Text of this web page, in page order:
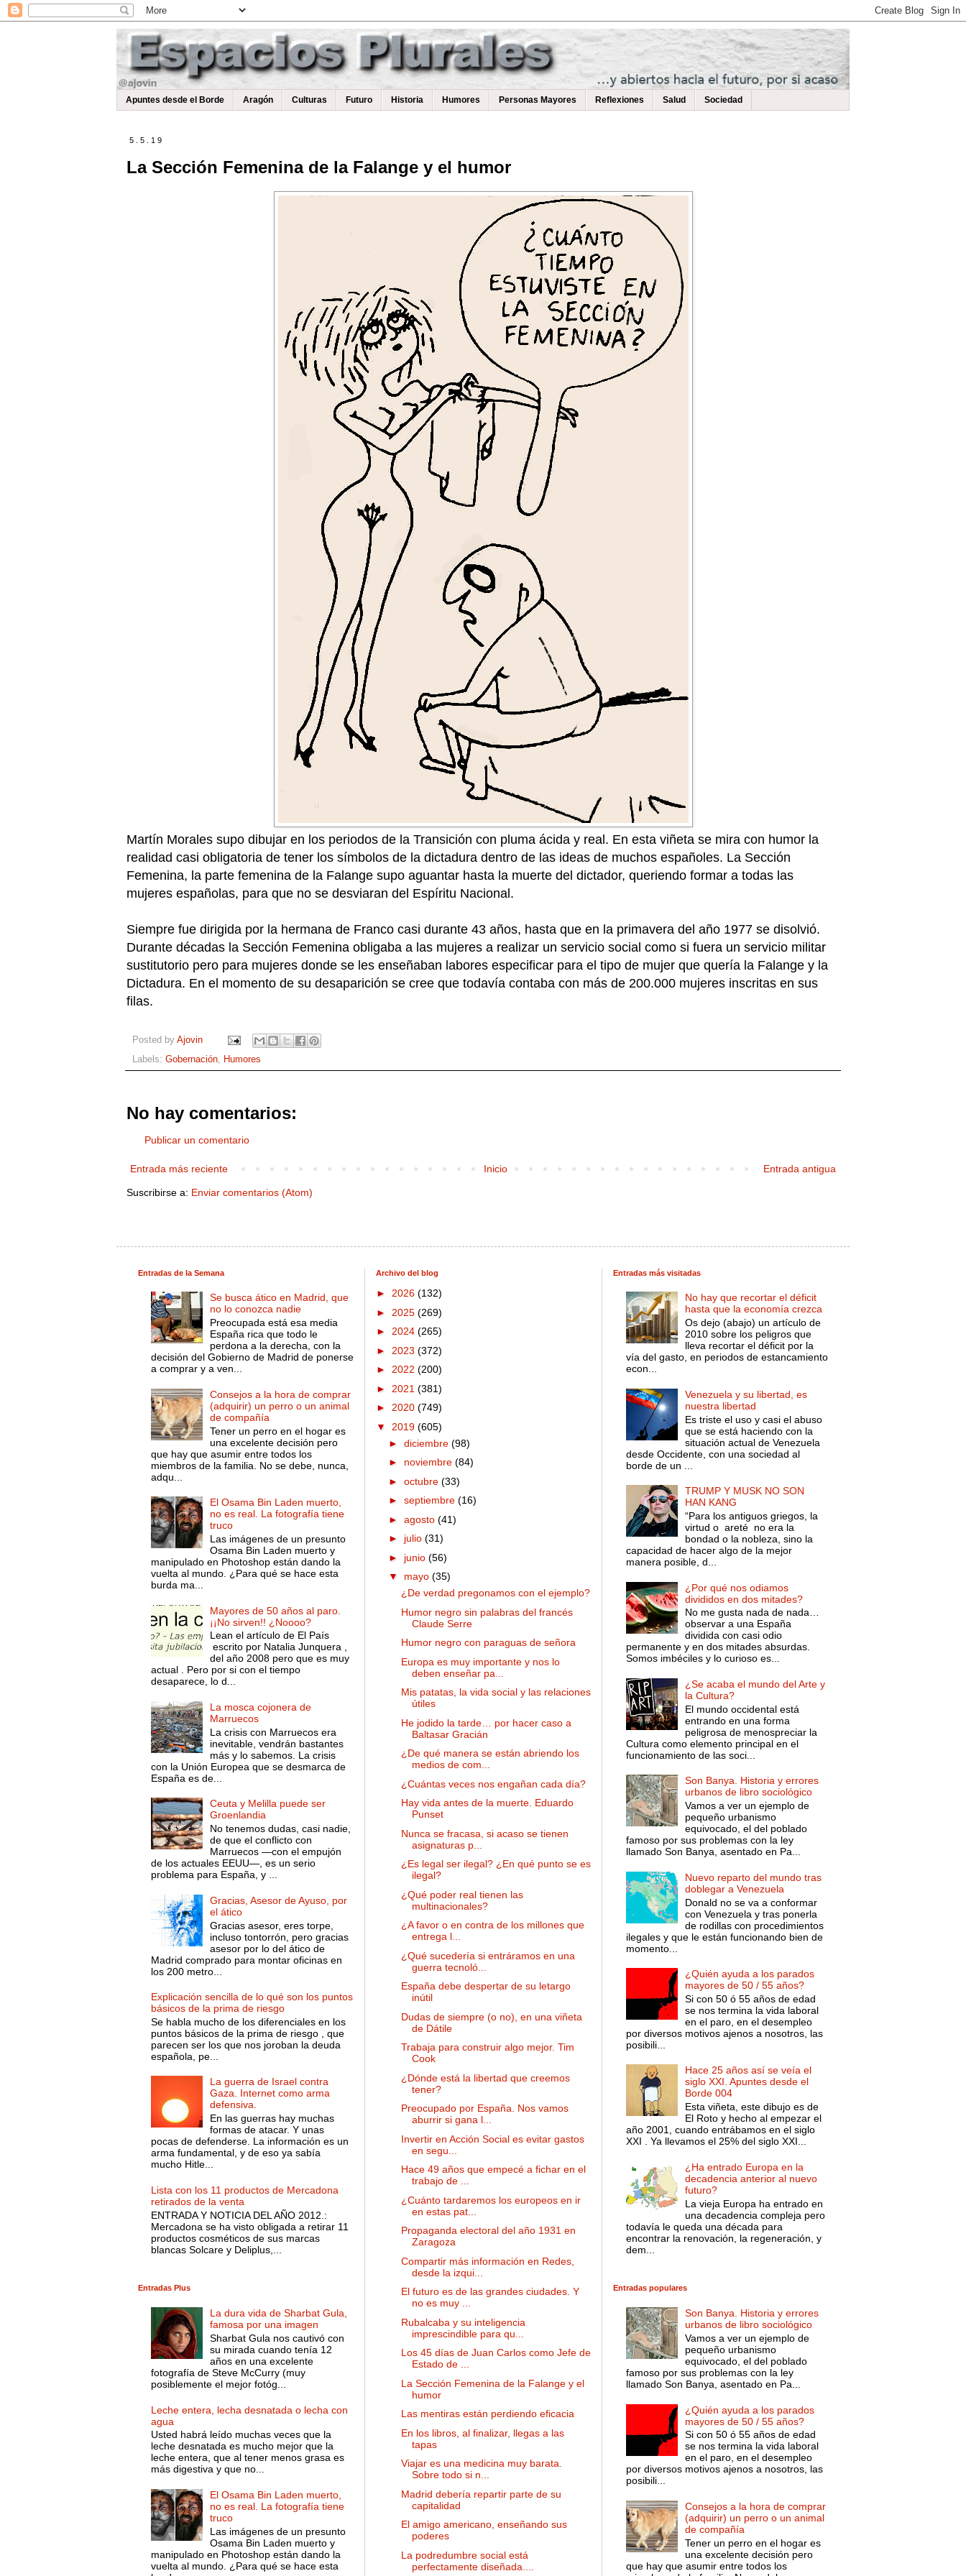
Apuntes desde el Borde Aragón Culturas Futuro Historia Humores Personas Mayores Reflexiones Salud Sociedad
5.5.19
La Sección Femenina de la Falange y el humor
Martín Morales supo dibujar en los periodos de la Transición con pluma ácida y real. En esta viñeta se mira con humor la
realidad casi obligatoria de tener los símbolos de la dictadura dentro de las ideas de muchos españoles. La Sección
Femenina, la parte femenina de la Falange supo aguantar hasta la muerte del dictador, queriendo formar a todas las
mujeres españolas, para que no se desviaran del Espíritu Nacional.
Siempre fue dirigida por la hermana de Franco casi durante 43 años, hasta que en la primavera del año 1977 se disolvió.
Durante décadas la Sección Femenina obligaba a las mujeres a realizar un servicio social como si fuera un servicio militar
sustitutorio pero para mujeres donde se les enseñaban labores especificar para el tipo de mujer que quería la Falange y la
Dictadura. En el momento de su desaparición se cree que todavía contaba con más de 200.000 mujeres inscritas en sus
filas.
Posted by Ajovin
Labels: Gobernación Humores
No hay comentarios:
Publicar un comentario
Entrada más reciente Entrada antigua
Inicio
Suscribirse a: Enviar comentarios (Atom)
Entradas de la Semana
Se busca ático en Madrid, que
no lo conozca nadie
Preocupada está esa media
España rica que todo le
perdona a la derecha, con la
decisión del Gobierno de Madrid de ponerse
a comprar y a ven...
Consejos a la hora de comprar
(adquirir) un perro o un animal
de compañía
Tener un perro en el hogar es
una excelente decisión pero
que hay que asumir entre todos los
miembros de la familia. No se debe, nunca,
adqu...
El Osama Bin Laden muerto,
no es real. La fotografía tiene
truco
Las imágenes de un presunto
Osama Bin Laden muerto y
manipulado en Photoshop están dando la
vuelta al mundo. ¿Para qué se hace esta
burda ma...
Mayores de 50 años al paro.
¡¡No sirven!! ¿Noooo?
Lean el artículo de El País
escrito por Natalia Junquera ,
del año 2008 pero que es muy
actual . Pero por si con el tiempo
desaparece, lo d...
La mosca cojonera de
Marruecos
La crisis con Marruecos era
inevitable, vendrán bastantes
más y lo sabemos. La crisis
con la Unión Europea que se desmarca de
España es de...
Ceuta y Melilla puede ser
Groenlandia
No tenemos dudas, casi nadie,
de que el conflicto con
Marruecos —con el empujón
de los actuales EEUU—, es un serio
problema para España, y ...
Gracias, Asesor de Ayuso, por
el ático
Gracias asesor, eres torpe,
incluso tontorrón, pero gracias
asesor por lo del ático de
Madrid comprado para montar oficinas en
los 200 metro...
Explicación sencilla de lo qué son los puntos
básicos de la prima de riesgo
Se habla mucho de los diferenciales en los
puntos básicos de la prima de riesgo , que
parecen ser los que nos joroban la deuda
española, pe...
La guerra de Israel contra
Gaza. Internet como arma
defensiva.
En las guerras hay muchas
formas de atacar. Y unas
pocas de defenderse. La información es un
arma fundamental, y de eso ya sabía
mucho Hitle...
Lista con los 11 productos de Mercadona
retirados de la venta
ENTRADA Y NOTICIA DEL AÑO 2012.:
Mercadona se ha visto obligada a retirar 11
productos cosméticos de sus marcas
blancas Solcare y Deliplus,...
Entradas Plus
La dura vida de Sharbat Gula,
famosa por una imagen
Sharbat Gula nos cautivó con
su mirada cuando tenía 12
años en una excelente
fotografía de Steve McCurry (muy
posiblemente el mejor fotóg...
Leche entera, lecha desnatada o lecha con
agua
Usted habrá leído muchas veces que la
leche desnatada es mucho mejor que la
leche entera, que al tener menos grasa es
más digestiva y que no...
El Osama Bin Laden muerto,
no es real. La fotografía tiene
truco
Las imágenes de un presunto
Osama Bin Laden muerto y
manipulado en Photoshop están dando la
vuelta al mundo. ¿Para qué se hace esta
Archivo del blog
► 2026 (132)
► 2025 (269)
► 2024 (265)
► 2023 (372)
► 2022 (200)
► 2021 (381)
► 2020 (749)
▼ 2019 (605)
► diciembre (98)
► noviembre (84)
► octubre (33)
► septiembre (16)
► agosto (41)
► julio (31)
► junio (56)
▼ mayo (35)
¿De verdad pregonamos con el ejemplo?
Humor negro sin palabras del francés
Claude Serre
Humor negro con paraguas de señora
Europa es muy importante y nos lo
deben enseñar pa...
Mis patatas, la vida social y las relaciones
útiles
He jodido la tarde… por hacer caso a
Baltasar Gracián
¿De qué manera se están abriendo los
medios de com...
¿Cuántas veces nos engañan cada día?
Hay vida antes de la muerte. Eduardo
Punset
Nunca se fracasa, si acaso se tienen
asignaturas p...
¿Es legal ser ilegal? ¿En qué punto se es
ilegal?
¿Qué poder real tienen las
multinacionales?
¿A favor o en contra de los millones que
entrega l...
¿Qué sucedería si entráramos en una
guerra tecnoló...
España debe despertar de su letargo
inútil
Dudas de siempre (o no), en una viñeta
de Dátile
Trabaja para construir algo mejor. Tim
Cook
¿Dónde está la libertad que creemos
tener?
Preocupado por España. Nos vamos
aburrir si gana l...
Invertir en Acción Social es evitar gastos
en segu...
Hace 49 años que empecé a fichar en el
trabajo de ...
¿Cuánto tardaremos los europeos en ir
en estas pat...
Propaganda electoral del año 1931 en
Zaragoza
Compartir más información en Redes,
desde la izqui...
El futuro es de las grandes ciudades. Y
no es muy ...
Rubalcaba y su inteligencia
imprescindible para qu...
Los 45 días de Juan Carlos como Jefe de
Estado de ...
La Sección Femenina de la Falange y el
humor
Las mentiras están perdiendo eficacia
En los libros, al finalizar, llegas a las
tapas
Viajar es una medicina muy barata.
Sobre todo si n...
Madrid debería repartir parte de su
capitalidad
El amigo americano, enseñando sus
poderes
La podredumbre social está
perfectamente diseñada....
Entradas más visitadas
No hay que recortar el déficit
hasta que la economía crezca
Os dejo (abajo) un artículo de
2010 sobre los peligros que
lleva recortar el déficit por la
vía del gasto, en periodos de estancamiento
econ...
Venezuela y su libertad, es
nuestra libertad
Es triste el uso y casi el abuso
que se está haciendo con la
situación actual de Venezuela
desde Occidente, con una sociedad al
borde de un ...
TRUMP Y MUSK NO SON
HAN KANG
“Para los antiguos griegos, la
virtud o areté no era la
bondad o la nobleza, sino la
capacidad de hacer algo de la mejor
manera posible, d...
¿Por qué nos odiamos
divididos en dos mitades?
No me gusta nada de nada…
observar a una España
dividida con casi odio
permanente y en dos mitades absurdas.
Somos imbéciles y lo curioso es...
¿Se acaba el mundo del Arte y
la Cultura?
El mundo occidental está
entrando en una forma
peligrosa de menospreciar la
Cultura como elemento principal en el
funcionamiento de las soci...
Son Banya. Historia y errores
urbanos de libro sociológico
Vamos a ver un ejemplo de
pequeño urbanismo
equivocado, el del poblado
famoso por sus problemas con la ley
llamado Son Banya, asentado en Pa...
Nuevo reparto del mundo tras
doblegar a Venezuela
Donald no se va a conformar
con Venezuela y tras ponerla
de rodillas con procedimientos
ilegales y que le están funcionando bien de
momento...
¿Quién ayuda a los parados
mayores de 50 / 55 años?
Si con 50 ó 55 años de edad
se nos termina la vida laboral
en el paro, en el desempleo
por diversos motivos ajenos a nosotros, las
posibili...
Hace 25 años así se veía el
siglo XXI. Apuntes desde el
Borde 004
Esta viñeta, este dibujo es de
El Roto y hecho al empezar el
año 2001, cuando entrábamos en el siglo
XXI . Ya llevamos el 25% del siglo XXI...
¿Ha entrado Europa en la
decadencia anterior al nuevo
futuro?
La vieja Europa ha entrado en
una decadencia compleja pero
todavía le queda una década para
encontrar la renovación, la regeneración, y
dem...
Entradas populares
Son Banya. Historia y errores
urbanos de libro sociológico
Vamos a ver un ejemplo de
pequeño urbanismo
equivocado, el del poblado
famoso por sus problemas con la ley
llamado Son Banya, asentado en Pa...
¿Quién ayuda a los parados
mayores de 50 / 55 años?
Si con 50 ó 55 años de edad
se nos termina la vida laboral
en el paro, en el desempleo
por diversos motivos ajenos a nosotros, las
posibili...
Consejos a la hora de comprar
(adquirir) un perro o un animal
de compañía
Tener un perro en el hogar es
una excelente decisión pero
que hay que asumir entre todos los